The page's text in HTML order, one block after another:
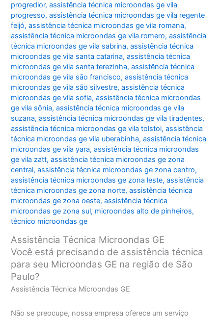
progredior,assistência técnica microondas ge vila
progresso,assistência técnica microondas ge vila regente
feijó,assistência técnica microondas ge vila romana,
assistência técnica microondas ge vila romero,assistência
técnica microondas ge vila sabrina,assistência técnica
microondas ge vila santa catarina,assistência técnica
microondas ge vila santa terezinha,assistência técnica
microondas ge vila são francisco,assistência técnica
microondas ge vila são silvestre,assistência técnica
microondas ge vila sofia,assistência técnica microondas
ge vila sônia,assistência técnica microondas ge vila
suzana,assistência técnica microondas ge vila tiradentes,
assistência técnica microondas ge vila tolstoi,assistência
técnica microondas ge vila uberabinha,assistência técnica
microondas ge vila yara,assistência técnica microondas
ge vila zatt,assistência técnica microondas ge zona
central,assistência técnica microondas ge zona centro,
assistência técnica microondas ge zona leste,assistência
técnica microondas ge zona norte,assistência técnica
microondas ge zona oeste,assistência técnica
microondas ge zona sul, microondas alto de pinheiros,
técnico microondas ge
Assistência Técnica Microondas GE
Você está precisando de assistência técnica
para seu Microondas GE na região de São
Paulo?
Assistência Técnica Microondas GE
Não se preocupe, nossa empresa oferece um serviço